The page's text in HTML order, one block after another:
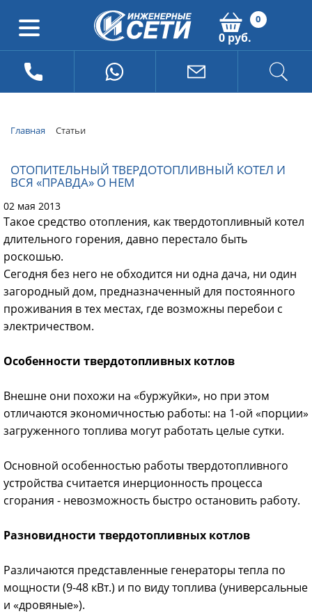
0
0 руб.
Главная Статьи
ОТОПИТЕЛЬНЫЙ ТВЕРДОТОПЛИВНЫЙ КОТЕЛ И
ВСЯ «ПРАВДА» О НЕМ
02 мая 2013
Такое средство отопления, как твердотопливный котел
длительного горения, давно перестало быть
роскошью.
Сегодня без него не обходится ни одна дача, ни один
загородный дом, предназначенный для постоянного
проживания в тех местах, где возможны перебои с
электричеством.
Особенности твердотопливных котлов
Внешне они похожи на «буржуйки», но при этом
отличаются экономичностью работы: на 1-ой «порции»
загруженного топлива могут работать целые сутки.
Основной особенностью работы твердотопливного
устройства считается инерционность процесса
сгорания - невозможность быстро остановить работу.
Разновидности твердотопливных котлов
Различаются представленные генераторы тепла по
мощности (9-48 кВт.) и по виду топлива (универсальные
и «дровяные»).